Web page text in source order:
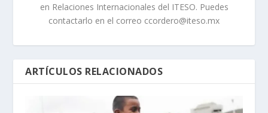
en Relaciones Internacionales del ITESO. Puedes
contactarlo en el correo ccordero@iteso.mx
ARTÍCULOS RELACIONADOS